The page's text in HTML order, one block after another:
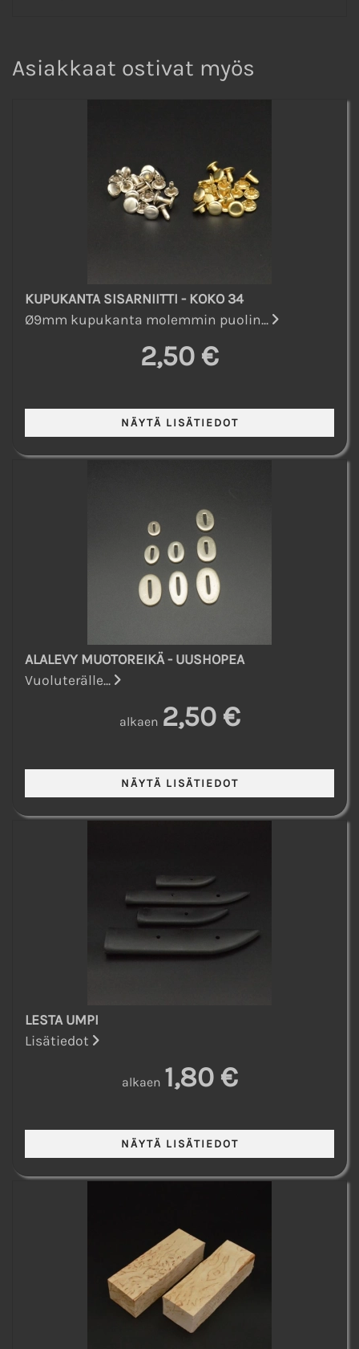
Asiakkaat ostivat myös
KUPUKANTA SISARNIITTI - KOKO 34
Ø9mm kupukanta molemmin puolin...
2,50 €
ALALEVY MUOTOREIKÄ - UUSHOPEA
Vuoluterälle...
alkaen 2,50 €
LESTA UMPI
Lisätiedot
alkaen 1,80 €